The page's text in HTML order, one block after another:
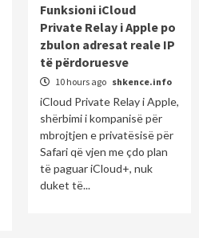
Funksioni iCloud
Private Relay i Apple po
zbulon adresat reale IP
të përdoruesve
10 hours ago shkence.info
iCloud Private Relay i Apple,
shërbimi i kompanisë për
mbrojtjen e privatësisë për
Safari që vjen me çdo plan
të paguar iCloud+, nuk
duket të...